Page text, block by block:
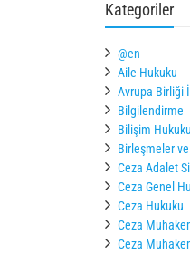
Kategoriler
@en
Aile Hukuku
Avrupa Birliği
Bilgilendirme
Bilişim Hukuku
Birleşmeler
Ceza Adalet
Ceza Genel
Ceza Hukuku
Ceza
Ceza